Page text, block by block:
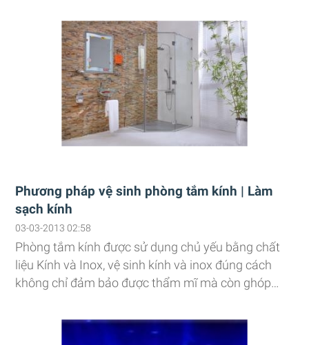
Phương pháp vệ sinh phòng tắm kính | Làm
sạch kính
03-03-2013 02:58
Phòng tắm kính được sử dụng chủ yếu bằng chất
liệu Kính và Inox, vệ sinh kính và inox đúng cách
không chỉ đảm bảo được thẩm mĩ mà còn ghóp
sáng trong, Inox luôn bóng đẹp việc vệ sinh đúng
cách là vô cùng cần thiết.